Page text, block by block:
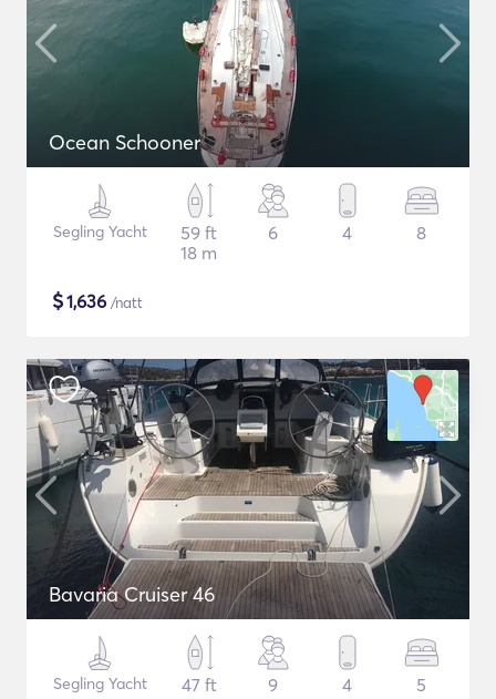
Ocean Schooner
Segling Yacht
59 ft
18 m
6 4 8
$1,636 /natt
Bavaria Cruiser 46
Segling Yacht
47 ft
9 4 5